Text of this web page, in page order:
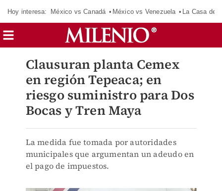
Hoy interesa: México vs Canadá México vs Venezuela La Casa de
Clausuran planta Cemex
en región Tepeaca; en
riesgo suministro para Dos
Bocas y Tren Maya
La medida fue tomada por autoridades
municipales que argumentan un adeudo en
el pago de impuestos.